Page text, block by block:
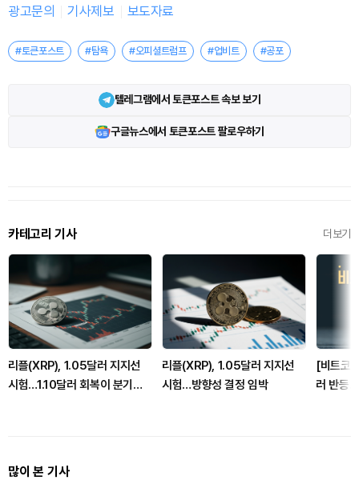
광고문의 기사제보 보도자료
#토큰포스트 #탐욕 #오피셜트럼프 #업비트 #공포
텔레그램에서 토큰포스트 속보 보기
구글뉴스에서 토큰포스트 팔로우하기
카테고리 기사 더보기
리플(XRP), 1.05달러 지지선
시험…1.10달러 회복이 분기점
리플(XRP), 1.05달러 지지선
시험…방향성 결정 임박
[비트코
러 반등…
많이 본 기사